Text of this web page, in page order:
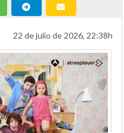
22 de julio de 2026, 22:38h